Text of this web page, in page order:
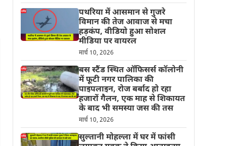
पथरिया में आसमान से गुजरे
विमान की तेज आवाज से मचा
हड़कंप, वीडियो हुआ सोशल
मीडिया पर वायरल
मार्च 10, 2026
बस स्टैंड स्थित ऑफिसर्स कॉलोनी
में फूटी नगर पालिका की
पाइपलाइन, रोज बर्बाद हो रहा
हजारों गैलन, एक माह से शिकायत
के बाद भी समस्या जस की तस
मार्च 10, 2026
सुल्तानी मोहल्ला में घर में फांसी